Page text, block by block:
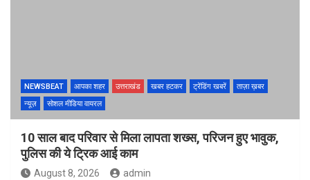
NEWSBEAT आपका शहर उत्तराखंड खबर हटकर ट्रेंडिंग खबरें
ताज़ा ख़बर
न्यूज़
सोशल मीडिया वायरल
10 साल बाद परिवार से मिला लापता शख्स, परिजन हुए भावुक,
पुलिस की ये ट्रिक आई काम
August 8, 2026 admin